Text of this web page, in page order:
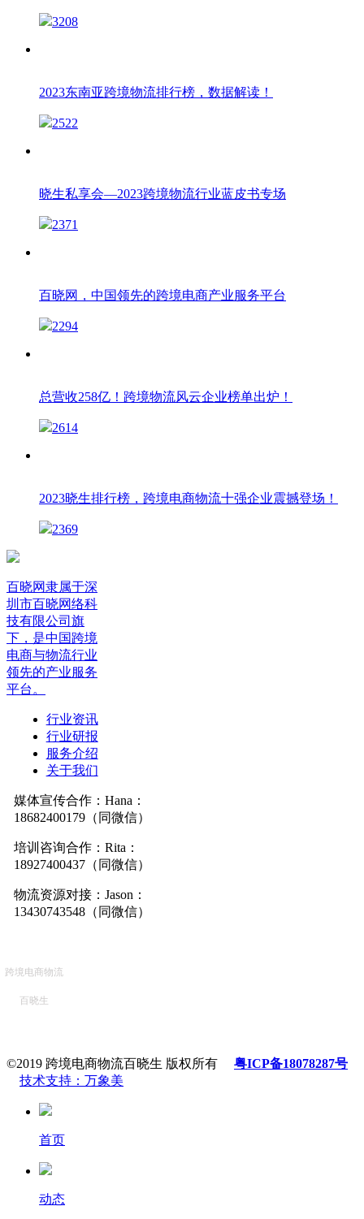
3208
2023东南亚跨境物流排行榜，数据解读！
2522
晓生私享会—2023跨境物流行业蓝皮书专场
2371
百晓网，中国领先的跨境电商产业服务平台
2294
总营收258亿！跨境物流风云企业榜单出炉！
2614
2023晓生排行榜，跨境电商物流十强企业震撼登场！
2369
百晓网隶属于深
圳市百晓网络科
技有限公司旗
下，是中国跨境
电商与物流行业
领先的产业服务
平台。
行业资讯
行业研报
服务介绍
关于我们
媒体宣传合作：Hana：
18682400179（同微信）
培训咨询合作：Rita：
18927400437（同微信）
物流资源对接：Jason：
13430743548（同微信）
跨境电商物流
百晓生
©2019 跨境电商物流百晓生 版权所有 粤ICP备18078287号
技术支持：万象美
首页
动态